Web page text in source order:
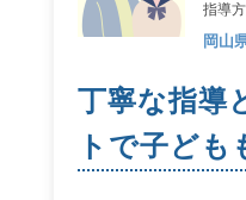
指導方
岡山
丁寧な指導
トで子ども